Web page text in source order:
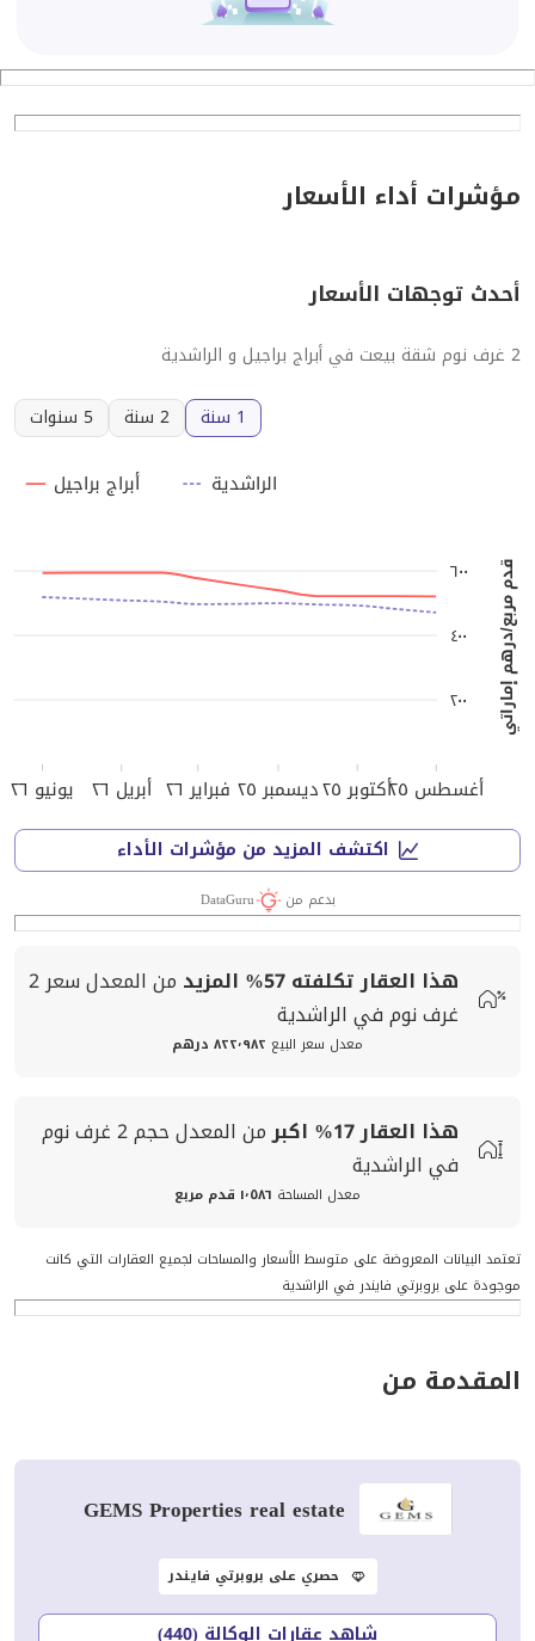
مؤشرات أداء الأسعار
أحدث توجهات الأسعار
2 غرف نوم شقة بيعت في أبراج براجيل و الراشدية
1 سنة
2 سنة 5 سنوات
أغسطس ٢٥ أكتوبر ٢٥ ديسمبر ٢٥ فبراير ٢٦ أبريل ٢٦ يونيو ٢٦
قدم مربع/درهم إماراتي ٢٠٠
٤٠٠
٦٠٠
أبراج براجيل الراشدية
اكتشف المزيد من مؤشرات الأداء
بدعم من DataGuru
هذا العقار تكلفته57% المزيد من المعدلسعر2
غرف نوم في الراشدية
معدل سعر البيع ٨٢٢٬٩٨٢ درهم
هذا العقار17% اكبرمن المعدلحجم
2 غرف نوم
في الراشدية
معدل المساحة ١٬٥٨٦ قدم مربع
تعتمد البيانات المعروضة على متوسط الأسعار والمساحات لجميع العقارات التي كانت
موجودة على بروبرتي فايندر في الراشدية
المقدمة من
GEMS Properties real estate
حصري على بروبرتي فايندر
شاهد عقارات الوكالة (440)